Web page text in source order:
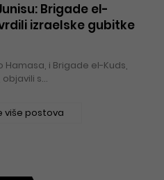
Brigade el-
izraelske gubitke
Hamasa, i Brigade el-Kuds,
objavili s…
više postova